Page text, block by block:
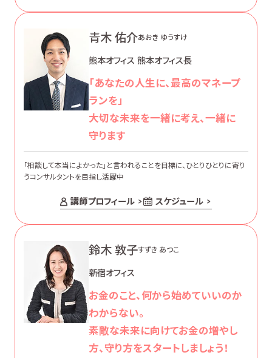
青木 佑介あおき ゆうすけ
熊本オフィス 熊本オフィス長
「あなたの人生に、最高のマネープ
ランを」
大切な未来を一緒に考え、一緒に
守ります
「相談して本当によかった」と言われることを目標に、ひとりひとりに寄り
うコンサルタントを目指し活躍中
講師プロフィール スケジュール
鈴木 敦子すずき あつこ
新宿オフィス
お金のこと、何から始めていいのか
わからない。
素敵な未来に向けてお金の増やし
方、守り方をスタートしましょう！